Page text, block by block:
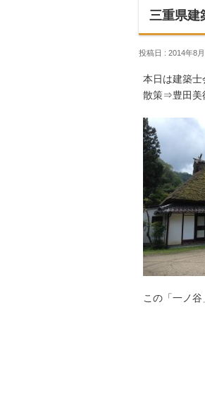
三重県建
投稿日 : 2014年8
本日は建築
散策⇒豊田美
この「一ノ谷